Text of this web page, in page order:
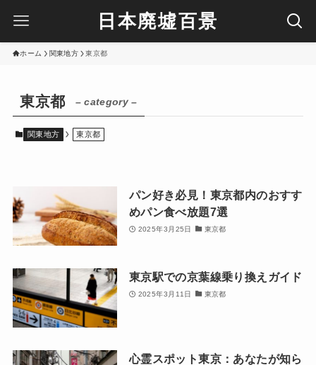
日本廃墟百景
ホーム 関東地方 東京都
東京都 – category –
関東地方 東京都
パン好き必見！東京都内のおすす
めパン食べ放題7選
2025年3月25日 東京都
東京駅での京葉線乗り換えガイド
2025年3月11日 東京都
心霊スポット東京：あなたが知ら